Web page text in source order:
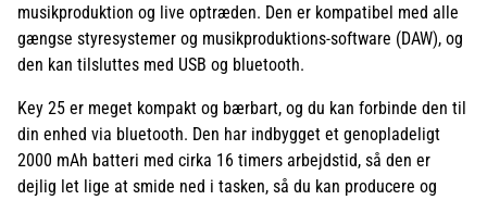
musikproduktion og live optræden. Den er kompatibel med alle
gængse styresystemer og musikproduktions-software (DAW), og
den kan tilsluttes med USB og bluetooth.
Key 25 er meget kompakt og bærbart, og du kan forbinde den til
din enhed via bluetooth. Den har indbygget et genopladeligt
2000 mAh batteri med cirka 16 timers arbejdstid, så den er
dejlig let lige at smide ned i tasken, så du kan producere og